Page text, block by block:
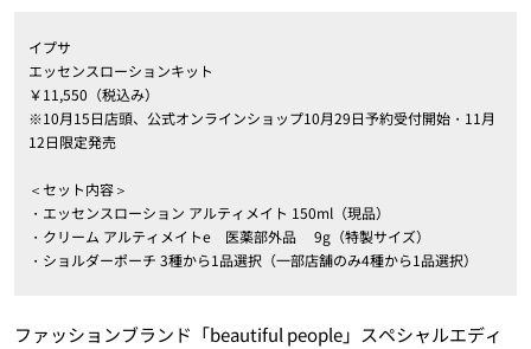
イプサ
エッセンスローションキット
￥11,550（税込み）
※10月15日店頭、公式オンラインショップ10月29日予約受付開始・11月
12日限定発売
＜セット内容＞
・エッセンスローション アルティメイト 150ml（現品）
・クリーム アルティメイトe 医薬部外品 9g（特製サイズ）
・ショルダーポーチ 3種から1品選択（一部店舗のみ4種から1品選択）
ファッションブランド「beautiful people」スペシャルエディ